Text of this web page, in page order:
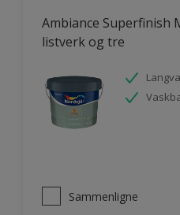
Ambiance Superfinish
listverk og tre
Sammenligne